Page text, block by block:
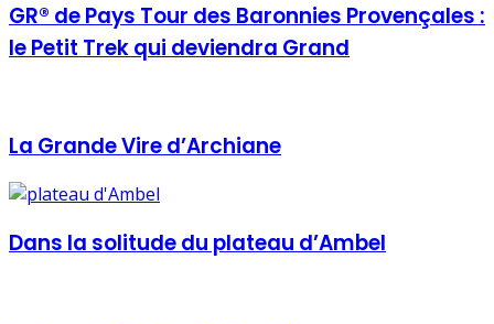
GR® de Pays Tour des Baronnies Provençales :
le Petit Trek qui deviendra Grand
La Grande Vire d’Archiane
Dans la solitude du plateau d’Ambel